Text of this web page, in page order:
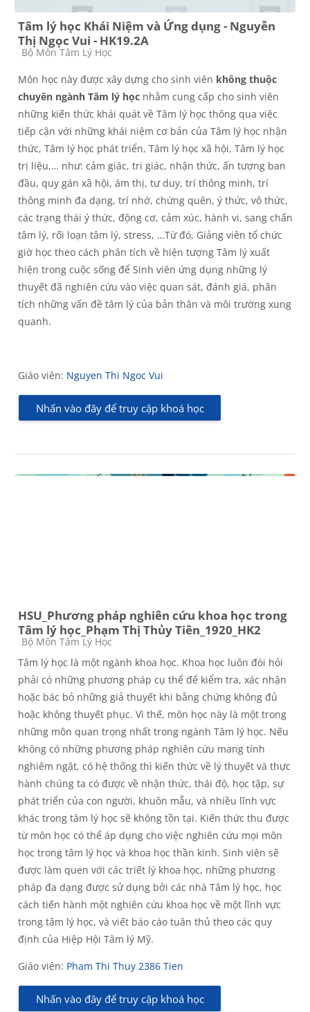
Tâm lý học Khái Niệm và Ứng dụng - Nguyễn
Thị Ngọc Vui - HK19.2A
Các loại khóa học
Bộ Môn Tâm Lý Học
Môn học này được xây dựng cho sinh viên không thuộc
chuyên ngành Tâm lý học nhằm cung cấp cho sinh viên
những kiến thức khái quát về Tâm lý học thông qua việc
tiếp cận với những khái niệm cơ bản của Tâm lý học nhận
thức, Tâm lý học phát triển, Tâm lý học xã hội, Tâm lý học
trị liệu,… như: cảm giác, tri giác, nhận thức, ấn tượng ban
đầu, quy gán xã hội, ám thị, tư duy, trí thông minh, trí
thông minh đa dạng, trí nhớ, chứng quên, ý thức, vô thức,
các trạng thái ý thức, động cơ, cảm xúc, hành vi, sang chấn
tâm lý, rối loạn tâm lý, stress, …Từ đó, Giảng viên tổ chức
giờ học theo cách phân tích về hiện tượng Tâm lý xuất
hiện trong cuộc sống để Sinh viên ứng dụng những lý
thuyết đã nghiên cứu vào việc quan sát, đánh giá, phân
tích những vấn đề tâm lý của bản thân và môi trường xung
quanh.
Giáo viên: Nguyen Thi Ngoc Vui
Nhấn vào đây để truy cập khoá học
HSU_Phương pháp nghiên cứu khoa học trong
Tâm lý học_Phạm Thị Thủy Tiên_1920_HK2
Các loại khóa học
Bộ Môn Tâm Lý Học
Tâm lý học là một ngành khoa học. Khoa học luôn đòi hỏi
phải có những phương pháp cụ thể để kiểm tra, xác nhận
hoặc bác bỏ những giả thuyết khi bằng chứng không đủ
hoặc không thuyết phục. Vì thế, môn học này là một trong
những môn quan trọng nhất trong ngành Tâm lý học. Nếu
không có những phương pháp nghiên cứu mang tính
nghiêm ngặt, có hệ thống thì kiến thức về lý thuyết và thực
hành chúng ta có được về nhận thức, thái độ, học tập, sự
phát triển của con người, khuôn mẫu, và nhiều lĩnh vực
khác trong tâm lý học sẽ không tồn tại. Kiến thức thu được
từ môn học có thể áp dụng cho việc nghiên cứu mọi môn
học trong tâm lý học và khoa học thần kinh. Sinh viên sẽ
được làm quen với các triết lý khoa học, những phương
pháp đa dạng được sử dụng bởi các nhà Tâm lý học, học
cách tiến hành một nghiên cứu khoa học về một lĩnh vực
trong tâm lý học, và viết báo cáo tuân thủ theo các quy
định của Hiệp Hội Tâm lý Mỹ.
Giáo viên: Pham Thi Thuy 2386 Tien
Nhấn vào đây để truy cập khoá học